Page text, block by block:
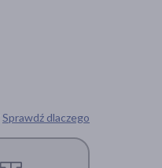
Sprawdź dlaczego